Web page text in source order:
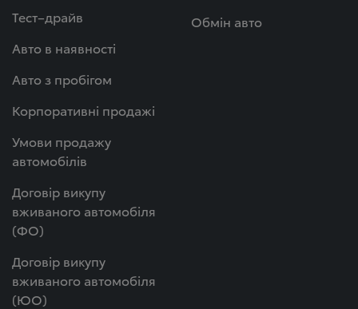
Тест–драйв
Авто в наявності
Авто з пробігом
Корпоративні продажі
Умови продажу
автомобілів
Договір викупу
вживаного автомобіля
(ФО)
Договір викупу
вживаного автомобіля
(ЮО)
Обмін авто